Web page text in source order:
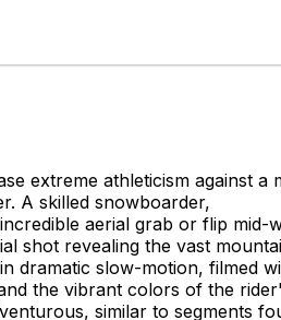
extreme athleticism against a
A skilled snowboarder,
aerial grab or flip mid-
shot revealing the vast
dramatic slow-motion, filmed
the vibrant colors of the
similar to segments